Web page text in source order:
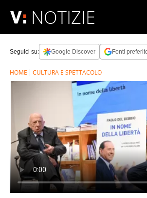
NOTIZIE
Seguici su: Google Discover Fonti
HOME CULTURA E SPETTACOLO